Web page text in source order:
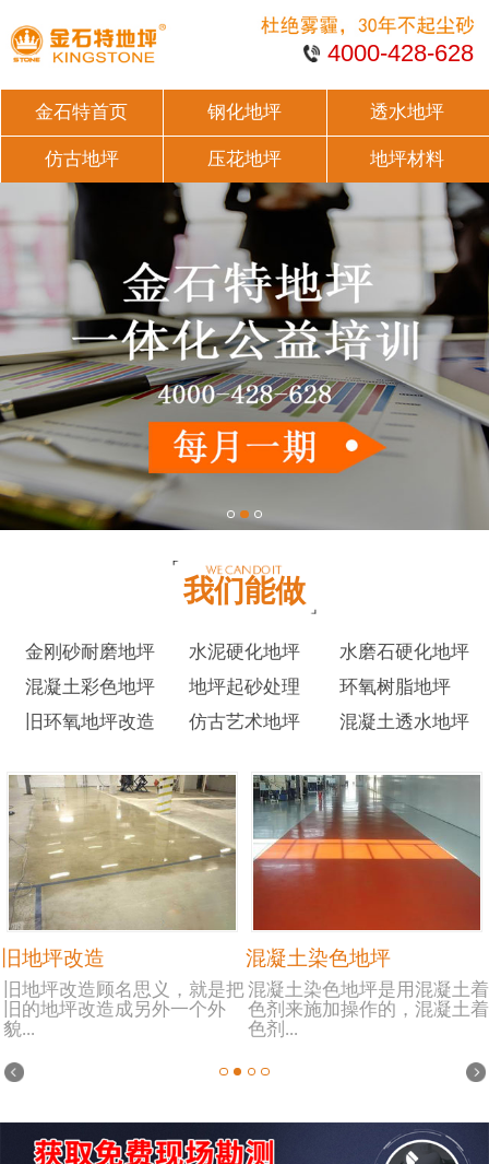
4000-428-628
金石特首页 钢化地坪 透水地坪
仿古地坪 压花地坪 地坪材料
我们能做
金刚砂耐磨地坪 水泥硬化地坪
水磨石硬化地坪
混凝土彩色地坪
地坪起砂处理
环氧树脂地坪
旧环氧地坪改造
仿古艺术地坪 混凝土透水地坪
旧地坪改造
旧地坪改造顾名思义，就是把
旧的地坪改造成另外一个外
貌...
混凝土染色地坪
混凝土染色地坪是用混凝土着
色剂来施加操作的，混凝土着
色剂...